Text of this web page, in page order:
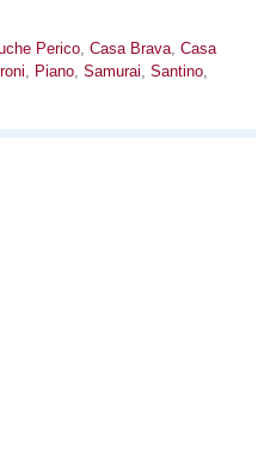
Perico, Casa Brava, Casa
Piano, Samurai Santino,